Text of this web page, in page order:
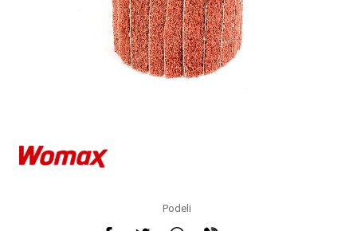
Podeli